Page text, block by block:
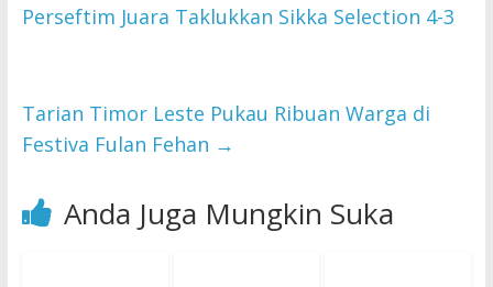
Perseftim Juara Taklukkan Sikka Selection 4-3
Tarian Timor Leste Pukau Ribuan Warga di
Festiva Fulan Fehan →
Anda Juga Mungkin Suka